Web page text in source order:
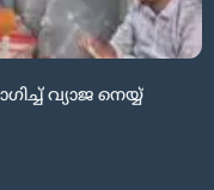
വ്യാജ നെയ്യ്